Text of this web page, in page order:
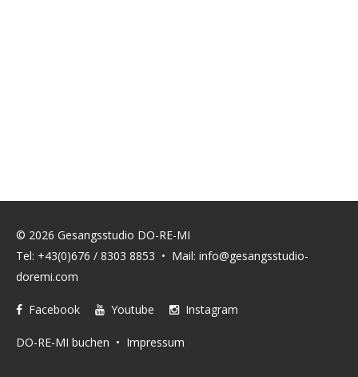
© 2026 Gesangsstudio DO-RE-MI
Tel: +43(0)676 / 8303 8853 • Mail: info@gesangsstudio-
doremi.com
Facebook Youtube Instagram
DO-RE-MI buchen • Impressum